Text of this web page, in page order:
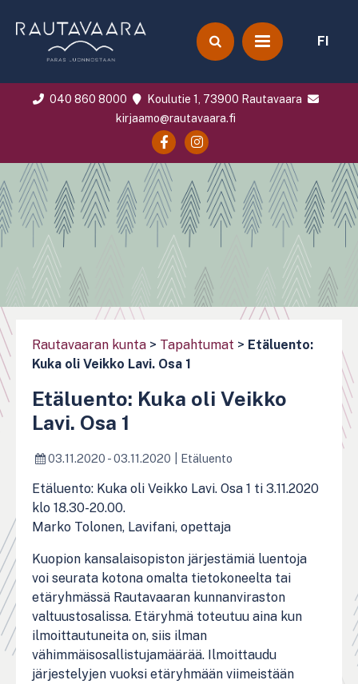
FI
040 860 8000
Koulutie 1, 73900 Rautavaara
kirjaamo@rautavaara.fi
Rautavaaran kunta > Tapahtumat > Etäluento:
Kuka oli Veikko Lavi. Osa 1
Etäluento: Kuka oli Veikko
Lavi. Osa 1
03.11.2020 - 03.11.2020 Etäluento
Etäluento: Kuka oli Veikko Lavi. Osa 1 ti 3.11.2020
klo 18.30-20.00.
Marko Tolonen, Lavifani, opettaja
Kuopion kansalaisopiston järjestämiä luentoja
voi seurata kotona omalta tietokoneelta tai
etäryhmässä Rautavaaran kunnanviraston
valtuustosalissa. Etäryhmä toteutuu aina kun
ilmoittautuneita on, siis ilman
vähimmäisosallistujamäärää. Ilmoittaudu
järjestelyjen vuoksi etäryhmään viimeistään